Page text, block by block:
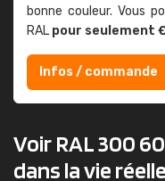
bonne couleur. Vous
RAL pour seulement
Infos / commande
Voir RAL 300
dans la vie réelle